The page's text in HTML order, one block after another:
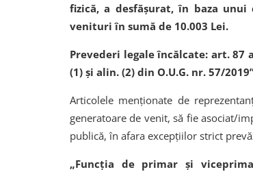
fizică, a desfășurat, în baza
venituri în sumă de 10.003 Lei.
Prevederi legale încălcate: art. 87
(1) și alin. (2) din O.U.G. nr. 57/
Articolele menționate de
generatoare de venit, să fie asociat/
publică, în afara excepțiilor strict
„Funcţia de primar şi